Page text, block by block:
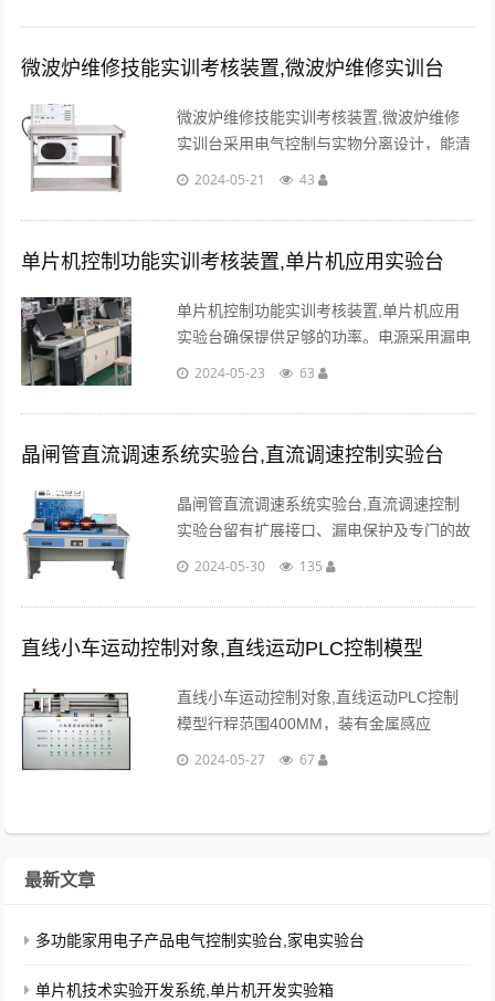
接。...
微波炉维修技能实训考核装置,微波炉维修实训台
微波炉维修技能实训考核装置,微波炉维修
实训台采用电气控制与实物分离设计，能清
晰展示电气部分与执行机构的关系，电气控
结构。...
2024-05-21 43
单片机控制功能实训考核装置,单片机应用实验台
单片机控制功能实训考核装置,单片机应用
实验台确保提供足够的功率。电源采用漏电
保护开关作为总控制，安全可靠。用船形开
制。...
2024-05-23 63
晶闸管直流调速系统实验台,直流调速控制实验台
晶闸管直流调速系统实验台,直流调速控制
实验台留有扩展接口、漏电保护及专门的故
障设置箱，可自备机组构成单闭环有静差直
随机设置故障点。...
2024-05-30 135
直线小车运动控制对象,直线运动PLC控制模型
直线小车运动控制对象,直线运动PLC控制
模型行程范围400MM，装有金属感应
（NPN）、霍尔（NPN）、光电传感器
计。...
2024-05-27 67
最新文章
多功能家用电子产品电气控制实验台,家电实验台
单片机技术实验开发系统,单片机开发实验箱